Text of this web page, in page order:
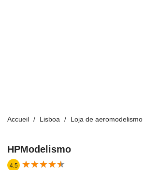
Accueil Lisboa Loja de aeromodelismo
HPModelismo
4.5 ★★★★★
★★★★★